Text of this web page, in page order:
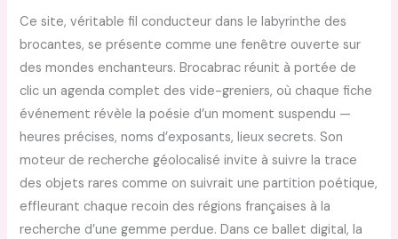
Ce site, véritable fil conducteur dans le labyrinthe des
brocantes, se présente comme une fenêtre ouverte sur
des mondes enchanteurs. Brocabrac réunit à portée de
clic un agenda complet des vide-greniers, où chaque fiche
événement révèle la poésie d’un moment suspendu —
heures précises, noms d’exposants, lieux secrets. Son
moteur de recherche géolocalisé invite à suivre la trace
des objets rares comme on suivrait une partition poétique,
effleurant chaque recoin des régions françaises à la
recherche d’une gemme perdue. Dans ce ballet digital, la